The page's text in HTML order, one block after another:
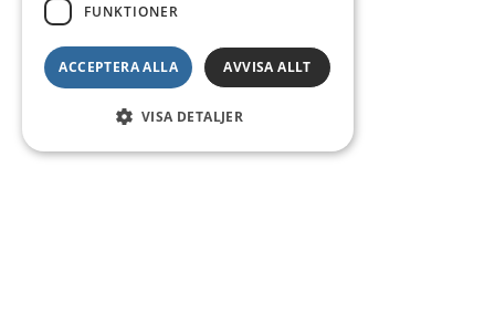
FUNKTIONER
ACCEPTERA ALLA AVVISA ALLT
VISA DETALJER